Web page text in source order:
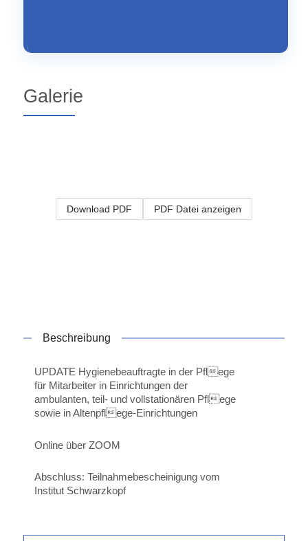
Galerie
Download PDF PDF Datei anzeigen
Beschreibung
UPDATE Hygienebeauftragte in der Pflege
für Mitarbeiter in Einrichtungen der
ambulanten, teil- und vollstationären Pflege
sowie in Altenpflege-Einrichtungen
Online über ZOOM
Abschluss: Teilnahmebescheinigung vom
Institut Schwarzkopf